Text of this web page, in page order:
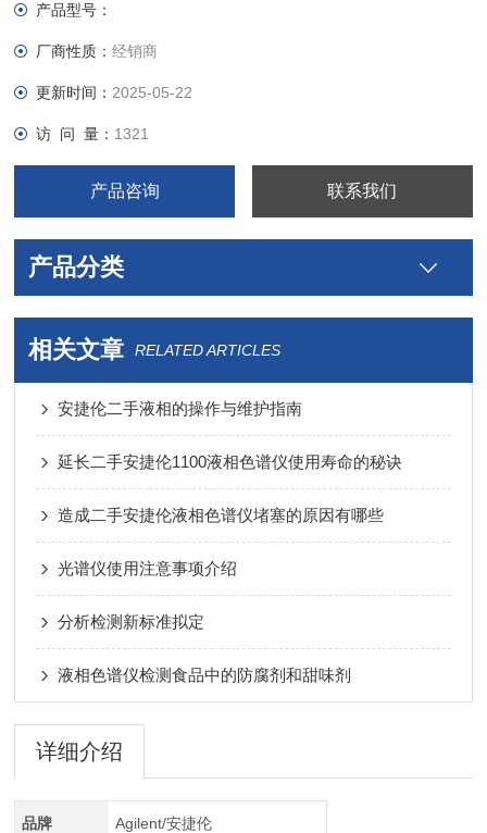
产品型号：
厂商性质：经销商
更新时间： 2025-05-22
访 问 量： 1321
产品咨询 联系我们
产品分类
相关文章 RELATED ARTICLES
安捷伦二手液相的操作与维护指南
延长二手安捷伦1100液相色谱仪使用寿命的秘诀
造成二手安捷伦液相色谱仪堵塞的原因有哪些
光谱仪使用注意事项介绍
分析检测新标准拟定
液相色谱仪检测食品中的防腐剂和甜味剂
详细介绍
品牌 Agilent/安捷伦